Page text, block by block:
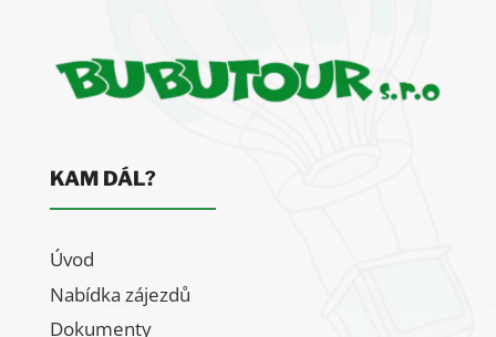
KAM DÁL?
Úvod
Nabídka zájezdů
Dokumenty